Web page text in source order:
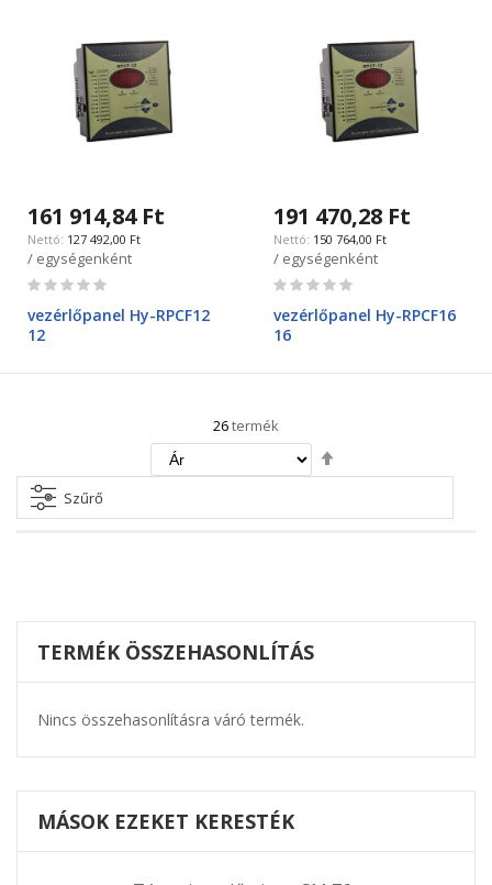
161 914,84 Ft
127 492,00 Ft
/ egységenként
Rating:
vezérlőpanel Hy-RPCF12
12
191 470,28 Ft
150 764,00 Ft
/ egységenként
Rating:
vezérlőpanel Hy-RPCF16
16
26termék
irány
Szűrő
TERMÉK ÖSSZEHASONLÍTÁS
Nincs összehasonlításra váró termék.
MÁSOK EZEKET KERESTÉK